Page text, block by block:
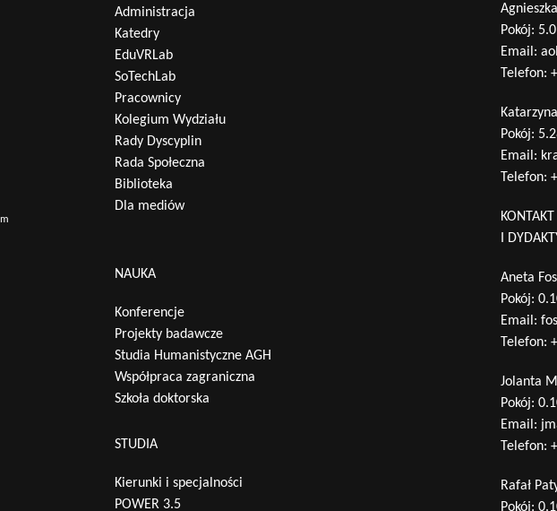
Administracja
Katedry
EduVRLab
SoTechLab
Pracownicy
Kolegium Wydziału
Rady Dyscyplin
Rada Społeczna
Biblioteka
Dla mediów
NAUKA
Konferencje
Projekty badawcze
Studia Humanistyczne AGH
Współpraca zagraniczna
Szkoła doktorska
STUDIA
Kierunki i specjalności
POWER 3.5
Pokój:
Email:
Telefon:
Pokój:
Email:
Telefon:
I
Aneta
Pokój:
Email:
Telefon:
Jolanta
Pokój:
Email:
Telefon:
Rafał
Pokój: